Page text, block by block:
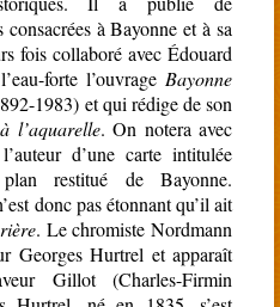
à Bayonne et à sa
fois collaboré avec Édouard
forte l’ouvrage Bayonne
1983) et qui rédige de son
l’aquarelle. On notera avec
d’une carte intitulée
restitué de Bayonne.
donc pas étonnant qu’il ait
. Le chromiste Nordmann
Georges Hurtrel et apparaît
Gillot (Charles-Firmin